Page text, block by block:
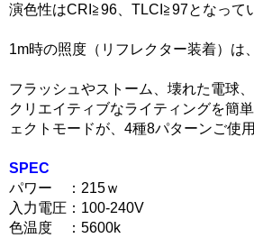
演色性はCRI≧96、TLCI≧97となって
1m時の照度（リフレクター装着）は
フラッシュやストーム、壊れた電球
クリエイティブなライティングを簡
ェクトモードが、4種8パターンご使
SPEC
パワー ：215ｗ
入力電圧：100-240V
色温度 ：5600k